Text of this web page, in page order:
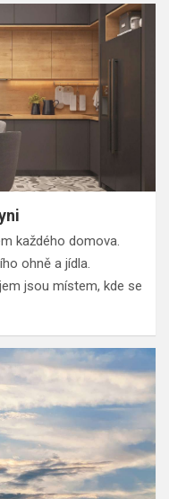
každého domova.
ohně a jídla.
jsou místem, kde se